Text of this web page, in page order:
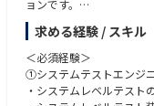
・故障対応
・評価サポート：データ
・量産機対応向け準備：
等
④その他
・品質問題レポート、問
機械設計経験、CADの知識
電気設計、電気電子分野の
プログラミング経験（言語
Linuxの知見
第二種電気主任技術者を
▼ コミュニケーション・
ョンです。
①システムレベルテストエ
実使用環境を模したシス
作品質を確認するポジショ
求める経験 / スキル
＜必須経験＞
①システムテストエンジ
・システムレベルテスト